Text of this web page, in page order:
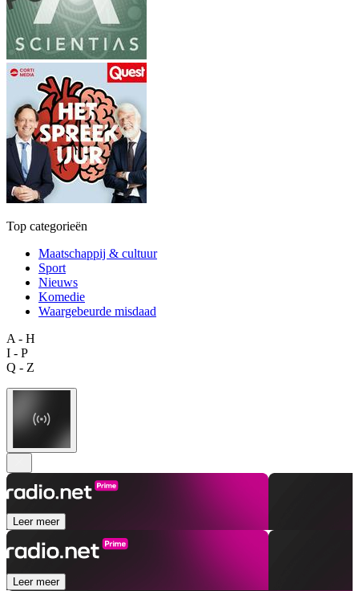
Top categorieën
Maatschappij & cultuur
Sport
Nieuws
Komedie
Waargebeurde misdaad
A - H
I - P
Q - Z
Leer meer
Leer meer